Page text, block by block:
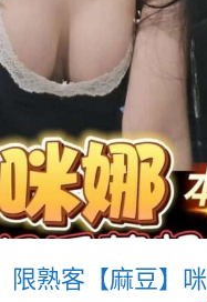
限熟客【麻豆】